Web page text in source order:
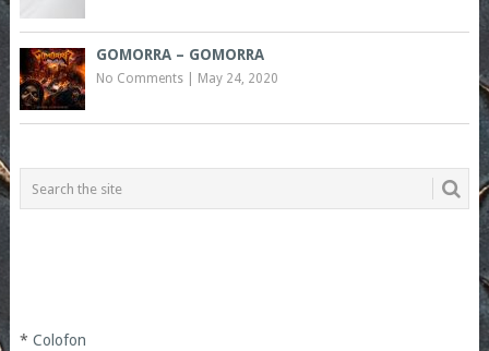
GOMORRA – GOMORRA
No Comments| May 24, 2020
* Colofon